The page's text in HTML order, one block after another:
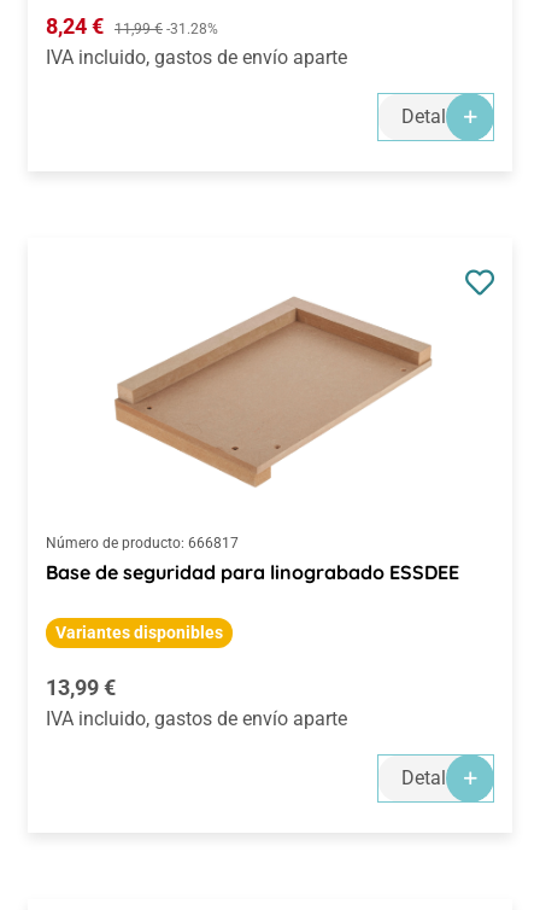
Precio de venta:
8,24 € Precio normal:
11,99 € -31.28%
IVA incluido, gastos de envío aparte
Detalles
Número de producto: 666817
Base de seguridad para linograbado ESSDEE
Variantes disponibles
Precio normal:
13,99 €
IVA incluido, gastos de envío aparte
Detalles